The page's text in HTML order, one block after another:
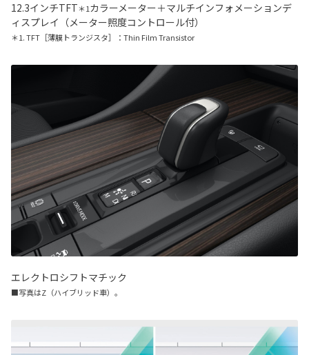
12.3インチTFT＊1カラーメーター＋マルチインフォメーションデ
ィスプレイ（メーター照度コントロール付）
＊1. TFT［薄膜トランジスタ］：Thin Film Transistor
エレクトロシフトマチック
■写真はZ（ハイブリッド車）。